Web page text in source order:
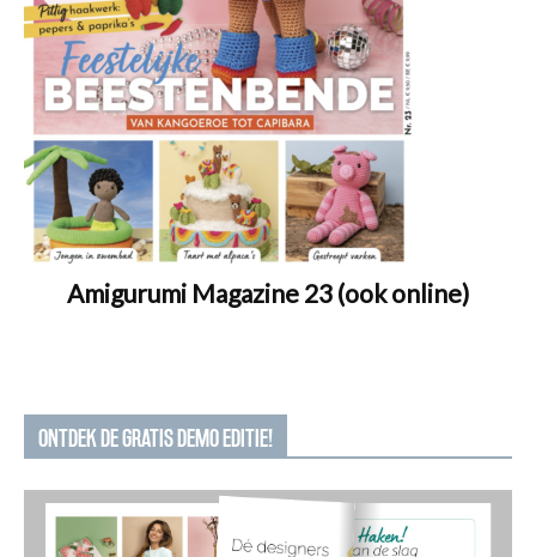
Amigurumi Magazine 23 (ook online)
ONTDEK DE GRATIS DEMO EDITIE!